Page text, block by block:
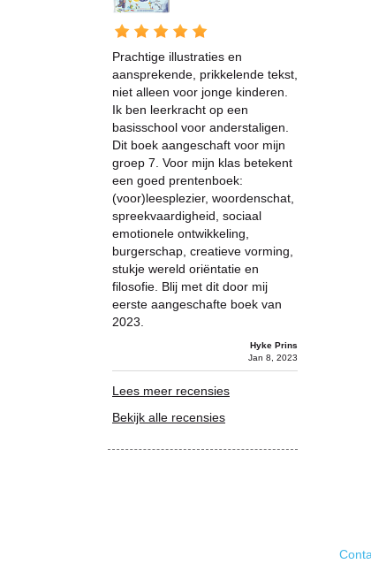
Prachtige illustraties en
aansprekende, prikkelende tekst,
niet alleen voor jonge kinderen.
Ik ben leerkracht op een
basisschool voor anderstaligen.
Dit boek aangeschaft voor mijn
groep 7. Voor mijn klas betekent
een goed prentenboek:
(voor)leesplezier, woordenschat,
spreekvaardigheid, sociaal
emotionele ontwikkeling,
burgerschap, creatieve vorming,
stukje wereld oriëntatie en
filosofie. Blij met dit door mij
eerste aangeschafte boek van
2023.
Hyke Prins
Jan 8, 2023
Lees meer recensies
Bekijk alle recensies